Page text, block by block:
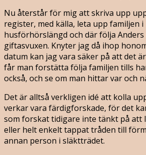
Nu återstår för mig att skriva upp
register, med källa, leta upp familjen
husförhörslängd och där följa
giftasvuxen. Knyter jag då ihop
datum kan jag vara säker på att det
får man forstätta följa familjen tills
också, och se om man hittar var och
Det är alltså verkligen idé att kolla
verkar vara färdigforskade, för det
som forskat tidigare inte tänkt på att
eller helt enkelt tappat tråden till
annan person i släktträdet.